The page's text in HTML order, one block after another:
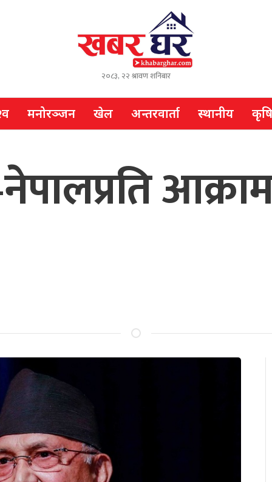
२०८३, २२ श्रावण शनिबार
मनोरञ्जन खेल अन्तरवार्ता स्थानीय कृषि